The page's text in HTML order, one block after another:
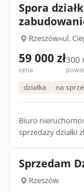
Spora
Rzeszów»ul.
59 000 zł
cena
300
działka na
Biuro
sprzedaży działki
Rzeszów